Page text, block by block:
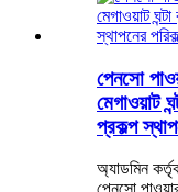
পেনসো
মেগাওয়াট
প্রকল্প
অ্যাডমিন